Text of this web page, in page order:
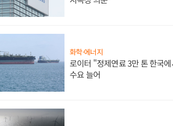
화학·에너지
로이터 "정제연료 3만 톤 한국
수요 늘어